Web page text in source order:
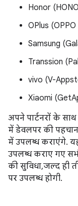
Honor
OPlus
Samsung
Transsion
vivo (V-
Xiaomi
अपने पार्टनरों के
में डेवलपर की पहचान
में उपलब्ध कराएंगे. यह
उपलब्ध कराए गए
की सुविधा, जल्द ही
पर उपलब्ध होगी.